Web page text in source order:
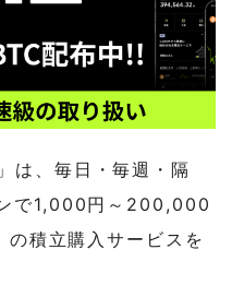
」は、毎日・毎週・隔
で1,000円～200,000
積立購入サービスを